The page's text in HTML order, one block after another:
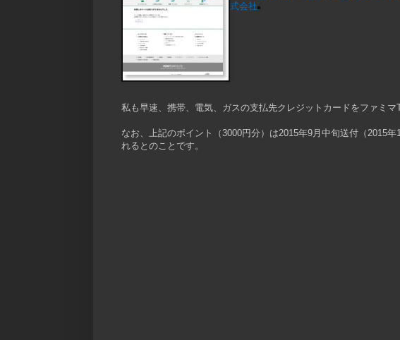
式会社
私も早速、携帯、電気、ガスの支払先クレジットカードをファミマ
なお、上記のポイント（3000円分）は2015年9月中旬送付（2015
れるとのことです。